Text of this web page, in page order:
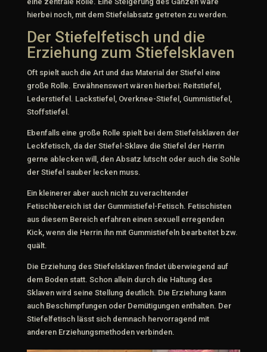
hierbei noch, mit dem Stiefelabsatz getreten zu werden.
Der Stiefelfetisch und die
Erziehung zum Stiefelsklaven
Oft spielt auch die Art und das Material der Stiefel eine
große Rolle. Erwähnenswert wären hierbei: Reitstiefel,
Lederstiefel. Lackstiefel, Overknee-Stiefel, Gummistiefel,
Stoffstiefel.
Ebenfalls eine große Rolle spielt bei dem Stiefelsklaven der
Leckfetisch, da der Stiefel-Sklave die Stiefel der Herrin
gerne ablecken will, den Absatz lutscht oder auch die Sohle
der Stiefel sauber lecken muss.
Ein kleinerer aber auch nicht zu verachtender
Fetischbereich ist der Gummistiefel-Fetisch. Fetischisten
aus diesem Bereich erfahren einen sexuell erregenden
Kick, wenn die Herrin ihn mit Gummistiefeln bearbeitet bzw.
quält.
Die Erziehung des Stiefelsklaven findet überwiegend auf
dem Boden statt. Schon allein durch die Haltung des
Sklaven wird seine Stellung deutlich. Die Erziehung kann
auch Beschimpfungen oder Demütigungen enthalten. Der
Stiefelfetisch lässt sich demnach hervorragend mit
anderen Erziehungsmethoden verbinden.